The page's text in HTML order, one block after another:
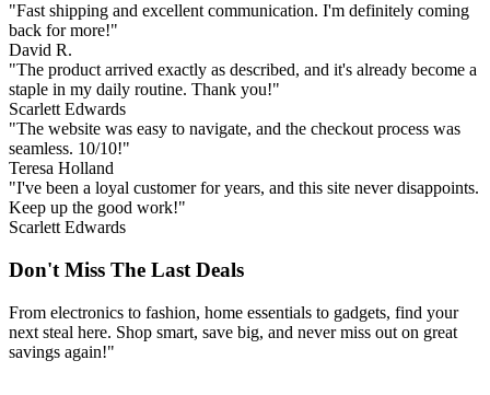
"Fast shipping and excellent communication. I'm definitely coming
back for more!"
David R.
"The product arrived exactly as described, and it's already become a
staple in my daily routine. Thank you!"
Scarlett Edwards
"The website was easy to navigate, and the checkout process was
seamless. 10/10!"
Teresa Holland
"I've been a loyal customer for years, and this site never disappoints.
Keep up the good work!"
Scarlett Edwards
Don't Miss The Last Deals
From electronics to fashion, home essentials to gadgets, find your
next steal here. Shop smart, save big, and never miss out on great
savings again!"